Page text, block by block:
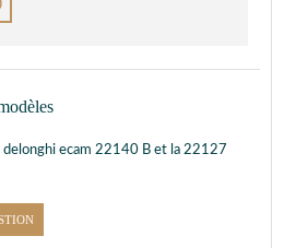
ecam 22140 B et la 22127